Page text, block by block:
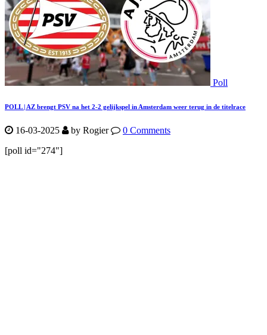
Poll
POLL | AZ brengt PSV na het 2-2 gelijkspel in Amsterdam weer terug in de titelrace
16-03-2025 by Rogier
0 Comments
[poll id="274"]